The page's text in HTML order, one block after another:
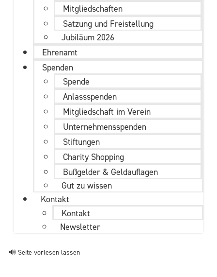
Mitgliedschaften
Satzung und Freistellung
Jubiläum 2026
Ehrenamt
Spenden
Spende
Anlassspenden
Mitgliedschaft im Verein
Unternehmens­spenden
Stiftungen
Charity Shopping
Bußgelder & Geldauflagen
Gut zu wissen
Kontakt
Kontakt
Newsletter
🔊 Seite vorlesen lassen